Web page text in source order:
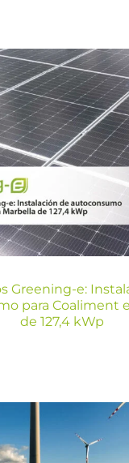
de
en
de 127,4 kWp
Greening-e:
para Coaliment
de 127,4 kWp